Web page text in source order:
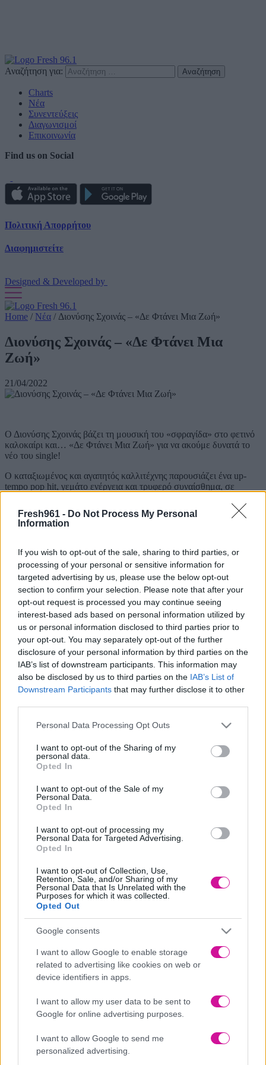
Fresh961 - Do Not Process My Personal
Information
If you wish to opt-out of the sale, sharing to third parties, or
processing of your personal or sensitive information for
targeted advertising by us, please use the below opt-out
section to confirm your selection. Please note that after your
opt-out request is processed you may continue seeing
interest-based ads based on personal information utilized by
us or personal information disclosed to third parties prior to
your opt-out. You may separately opt-out of the further
disclosure of your personal information by third parties on the
IAB’s list of downstream participants. This information may
also be disclosed by us to third parties on the IAB’s List of
Downstream Participants that may further disclose it to other
Please note that this website/app uses one or more Google
not limited to your visit or usage behaviour. You may click to
grant or deny consent to Google and its third-party tags to
use your data for below specified purposes in below Google
consent section.
Personal Data Processing Opt Outs
I want to opt-out of the Sharing of my
personal data.
Opted In
I want to opt-out of the Sale of my
Personal Data.
Opted In
I want to opt-out of processing my
Personal Data for Targeted Advertising.
Opted In
I want to opt-out of Collection, Use,
Retention, Sale, and/or Sharing of my
Personal Data that Is Unrelated with the
Purposes for which it was collected.
Opted Out
Google consents
I want to allow Google to enable storage
related to advertising like cookies on web or
device identifiers in apps.
I want to allow my user data to be sent to
Google for online advertising purposes.
I want to allow Google to send me
personalized advertising.
Αναζήτηση για:
Charts
Νέα
Συνεντεύξεις
Διαγωνισμοί
Επικοινωνία
Find us on Social
Πολιτική Απορρήτου
Διαφημιστείτε
Designed & Developed by
Home / Νέα / Διονύσης Σχοινάς – «Δε Φτάνει Μια Ζωή»
Διονύσης Σχοινάς – «Δε Φτάνει Μια
Ζωή»
21/04/2022
Ο Διονύσης Σχοινάς βάζει τη μουσική του «σφραγίδα» στο φετινό
καλοκαίρι και… «Δε Φτάνει Μια Ζωή» για να ακούμε δυνατά το
νέο του single!
Ο καταξιωμένος και αγαπητός καλλιτέχνης παρουσιάζει ένα up-
tempo pop hit, γεμάτο ενέργεια και τρυφερό συναίσθημα, σε
Μάλιστα, ο Διονύσης Σχοινάς κάνει μία special αφιέρωση με το
«Δε Φτάνει Μια Ζωή», καθώς το αφιερώνει στη σύζυγό του, Καίτη
Γαρμπή για τα 25 χρόνια του γάμου τους, λίγες ημέρες πριν από την
Το «Δε Φτάνει Μια Ζωή», που κυκλοφορεί από την Panik Records,
παρουσιάστηκε πρώτη φορά στο «Chart Show», το βράδυ του
Σαββάτου 16 Απριλίου, όπου ο Διονύσης Σχοινάς ήταν καλεσμένος
και τραγούδησε και κέρδισε τις εντυπώσεις του κοινού.
Γεμάτο ρυθμό και με τα μοναδικά vibes του Διονύση Σχοινά, το
«Δε Φτάνει Μια Ζωή» μπαίνει αμέσως στη λίστα με τα φετινά
summer anthems!
ENTER THE PANIK WORLD
panikmusic.gr
PanikRecords_YouTube
PanikRecords_TikTok
ARTIST΄S OFFICIAL SOCIAL MEDIA
Facebook:DioSxoinas